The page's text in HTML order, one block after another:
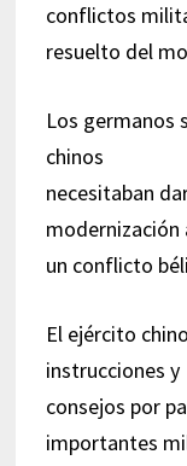
conflictos
resuelto del
Los germanos
chinos
necesitaban
modernización
un conflicto
El ejército
instrucciones y
consejos por
importantes